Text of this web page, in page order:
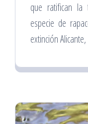
que ratifican la
especie de
extinción